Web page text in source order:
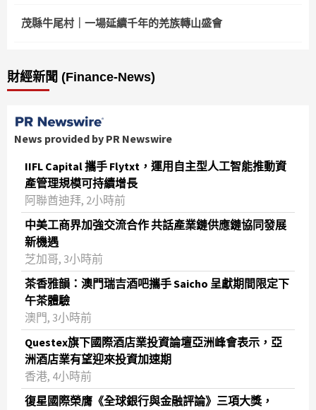
茂縣牛尾村｜一場延續千年的羌族轉山盛會
財經新聞 (Finance-News)
News provided by PR Newswire
IIFL Capital 攜手 Flytxt，運用自主型人工智能推動資
產管理規模可持續增長
阿聯酋迪拜, 2小時前
中美工商界加強交流合作 共話產業鏈供應鏈協同發展
新機遇
芝加哥, 3小時前
茶香雅韻：澳門瑞吉酒吧攜手 Saicho 呈獻期間限定下
午茶體驗
澳門, 3小時前
Questex旗下國際酒店業投資論壇亞洲峰會表示，亞
洲酒店業有望迎來投資加速期
香港, 4小時前
復星國際榮膺《全球銀行與金融評論》三項大獎，